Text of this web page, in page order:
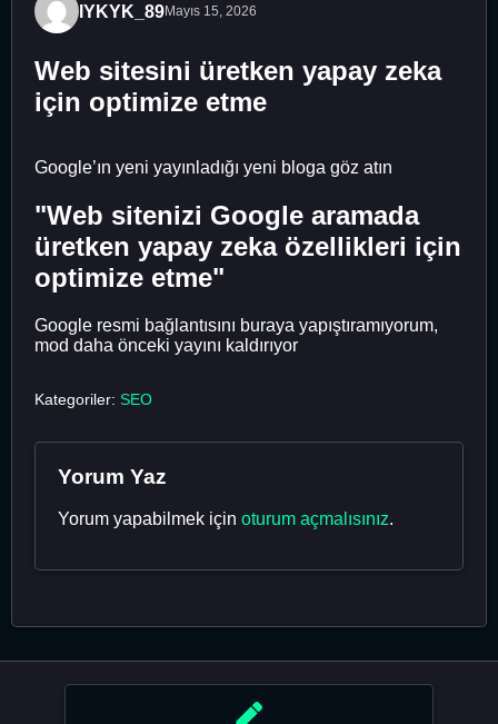
IYKYK_89Mayıs 15, 2026
Web sitesini üretken yapay zeka
için optimize etme
Google’ın yeni yayınladığı yeni bloga göz atın
"Web sitenizi Google aramada
üretken yapay zeka özellikleri için
optimize etme"
Google resmi bağlantısını buraya yapıştıramıyorum,
mod daha önceki yayını kaldırıyor
Kategoriler: SEO
Yorum Yaz
Yorum yapabilmek için oturum açmalısınız.